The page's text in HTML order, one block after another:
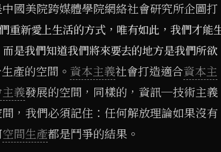
國美院跨媒體學院網絡社會研究所企圖打
重新愛上生活的方式，唯有如此，我們才能
是我們知道我們將來要去的地方是我們所欲
產的空間。 資本主義社會打造適合資本主
義發展的空間，同樣的，資訊─技術主義
，我們必須記住：任何解放理論如果沒有
空間生產都是鬥爭的結果。